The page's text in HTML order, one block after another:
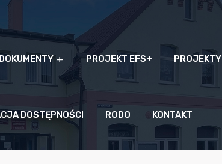
DOKUMENTY PROJEKT EFS+ PROJEKTY
DOSTĘPNOŚCI RODO KONTAKT